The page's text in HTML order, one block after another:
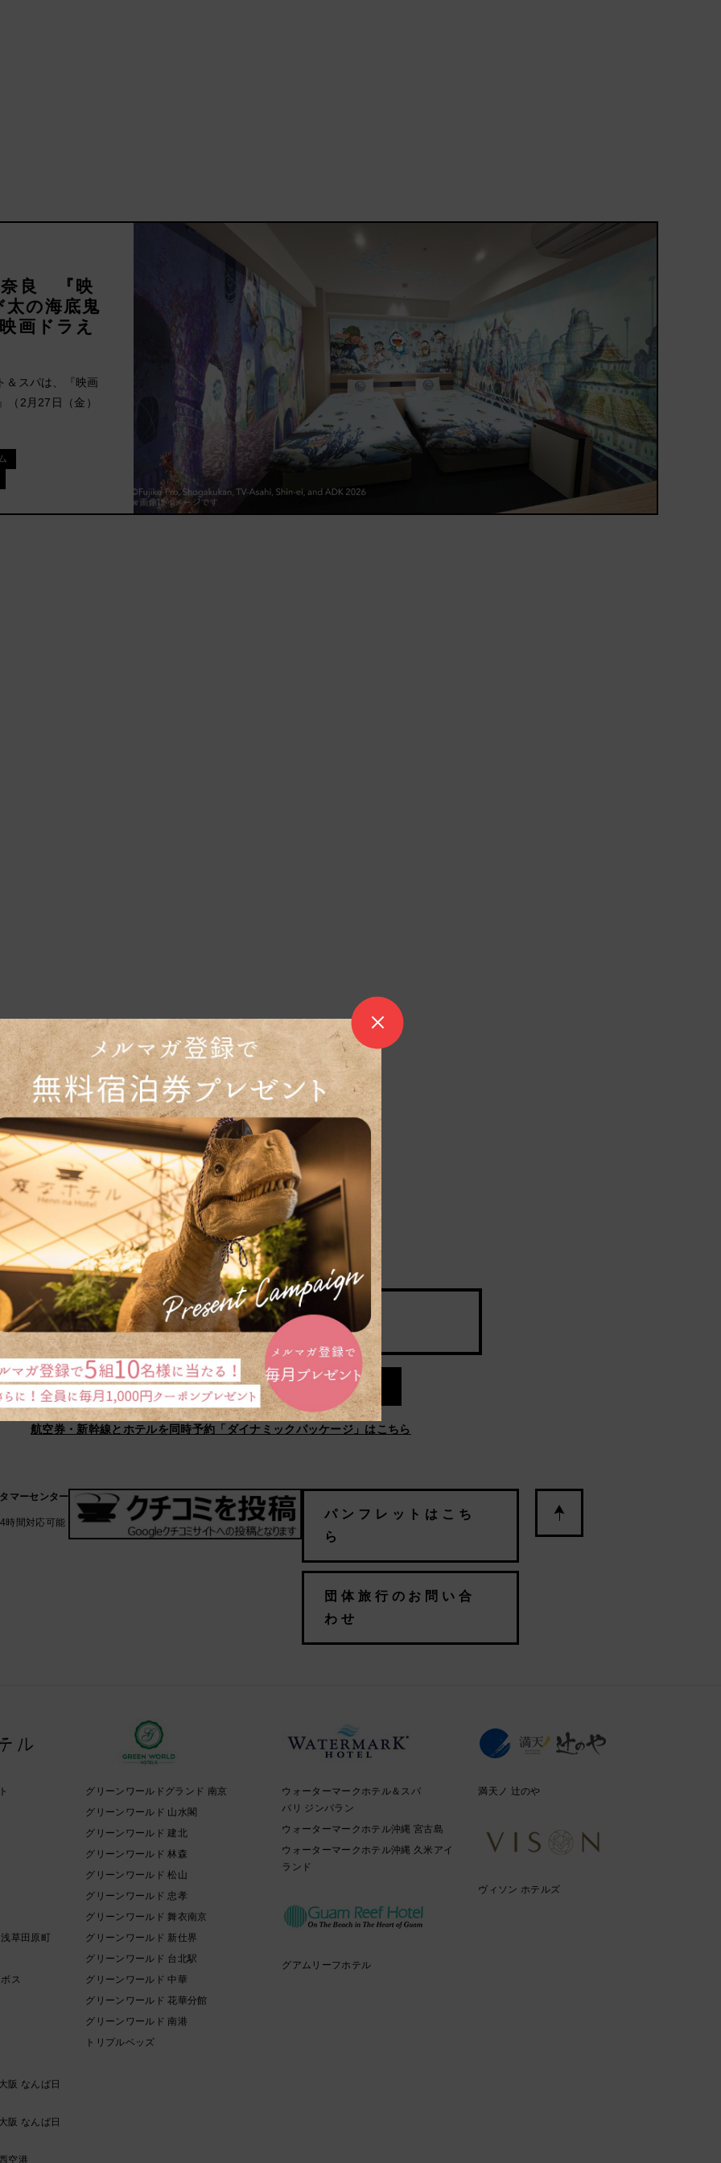
良 『映
の海底鬼
画ドラえ
＆スパは、『映画
（2月27日（金）
宿泊予約
予約の確認・変更・キャンセル
航空券・新幹線とホテルを同時予約「ダイナミックパッケージ」はこちら
マーセンター
時間対応可能
パンフレットはこち
ら
団体旅行のお問い合
わせ
草田原町
ス
阪 なんば日
阪 なんば日
空港
グリーンワールドグランド 南京
グリーンワールド 山水閣
グリーンワールド 建北
グリーンワールド 林森
グリーンワールド 松山
グリーンワールド 忠孝
グリーンワールド 舞衣南京
グリーンワールド 新仕界
グリーンワールド 台北駅
グリーンワールド 中華
グリーンワールド 花華分館
グリーンワールド 南港
トリプルベッズ
ウォーターマークホテル＆スパ
バリ ジンバラン
ウォーターマークホテル沖縄 宮古島
ウォーターマークホテル沖縄 久米アイ
ランド
グアムリーフホテル
満天ノ 辻のや
ヴィソン ホテルズ